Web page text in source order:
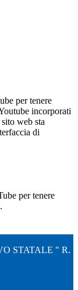
per tenere
incorporati
web sta
di
per tenere
STATALE " R.